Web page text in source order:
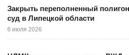
Закрыть переполненный
суд в Липецкой области
6 июля 2026